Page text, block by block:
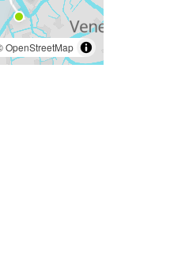
OpenStreetMap